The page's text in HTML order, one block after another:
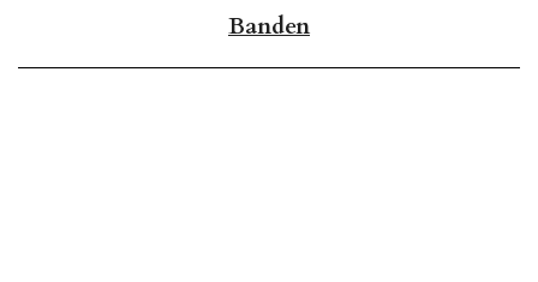
Banden